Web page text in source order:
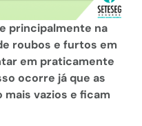
principalmente na
roubos e furtos em
em praticamente
ocorre já que as
vazios e ficam